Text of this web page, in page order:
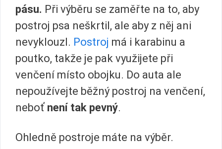
pásu. Při výběru se zaměřte na to, aby
postroj psa neškrtil, ale aby z něj ani
nevyklouzl. Postroj má i karabinu a
poutko, takže je pak využijete při
venčení místo obojku. Do auta ale
nepoužívejte běžný postroj na venčení,
neboť není tak pevný.
Ohledně postroje máte na výběr.